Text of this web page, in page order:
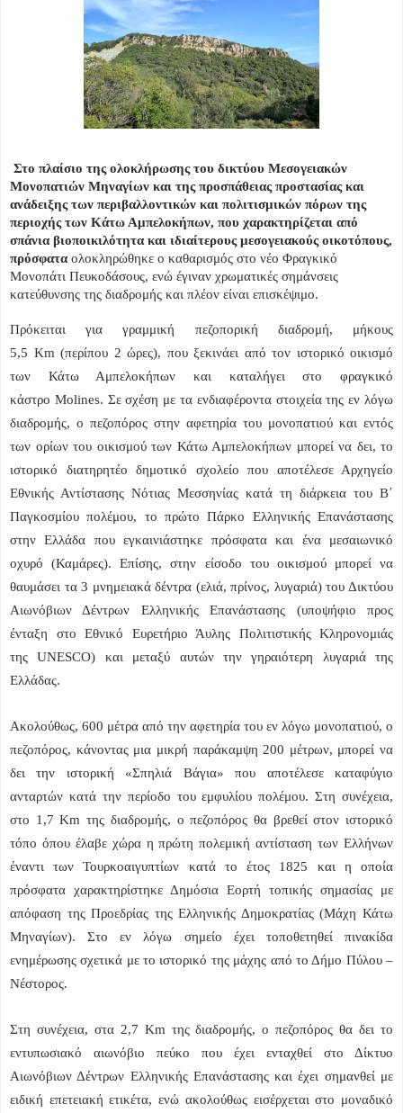
Στο πλαίσιο της ολοκλήρωσης του δικτύου Μεσογειακών
Μονοπατιών Μηναγίων και της προσπάθειας προστασίας και
ανάδειξης των περιβαλλοντικών και πολιτισμικών πόρων της
περιοχής των Κάτω Αμπελοκήπων, που χαρακτηρίζεται από
σπάνια βιοποικιλότητα και ιδιαίτερους μεσογειακούς οικοτόπους,
πρόσφαταολοκληρώθηκε ο καθαρισμός στο νέο Φραγκικό
Μονοπάτι Πευκοδάσους, ενώ έγιναν χρωματικές σημάνσεις
κατεύθυνσης της διαδρομής και πλέον είναι επισκέψιμο.
Πρόκειται για γραμμική πεζοπορική διαδρομή, μήκους
5,5 Km (περίπου 2 ώρες), που ξεκινάει από τον ιστορικό οικισμό
των Κάτω Αμπελοκήπων και καταλήγει στο φραγκικό
κάστρο Molines. Σε σχέση με τα ενδιαφέροντα στοιχεία της εν λόγω
διαδρομής, ο πεζοπόρος στην αφετηρία του μονοπατιού και εντός
των ορίων του οικισμού των Κάτω Αμπελοκήπων μπορεί να δει, το
ιστορικό διατηρητέο δημοτικό σχολείο που αποτέλεσε Αρχηγείο
Εθνικής Αντίστασης Νότιας Μεσσηνίας κατά τη διάρκεια του Β΄
Παγκοσμίου πολέμου, το πρώτο Πάρκο Ελληνικής Επανάστασης
στην Ελλάδα που εγκαινιάστηκε πρόσφατα και ένα μεσαιωνικό
οχυρό (Καμάρες). Επίσης, στην είσοδο του οικισμού μπορεί να
θαυμάσει τα 3 μνημειακά δέντρα (ελιά, πρίνος, λυγαριά) του Δικτύου
Αιωνόβιων Δέντρων Ελληνικής Επανάστασης (υποψήφιο προς
ένταξη στο Εθνικό Ευρετήριο Άυλης Πολιτιστικής Κληρονομιάς
τηςUNESCO) και μεταξύ αυτών την γηραιότερη λυγαριά της
Ελλάδας.
Ακολούθως, 600 μέτρα από την αφετηρία του εν λόγω μονοπατιού, ο
πεζοπόρος, κάνοντας μια μικρή παράκαμψη 200 μέτρων, μπορεί να
δει την ιστορική «Σπηλιά Βάγια» που αποτέλεσε καταφύγιο
ανταρτών κατά την περίοδο του εμφυλίου πολέμου. Στη συνέχεια,
στο 1,7Km της διαδρομής, ο πεζοπόρος θα βρεθεί στον ιστορικό
τόπο όπου έλαβε χώρα η πρώτη πολεμική αντίσταση των Ελλήνων
έναντι των Τουρκοαιγυπτίων κατά το έτος 1825 και η οποία
πρόσφατα χαρακτηρίστηκε Δημόσια Εορτή τοπικής σημασίας με
απόφαση της Προεδρίας της Ελληνικής Δημοκρατίας (Μάχη Κάτω
Μηναγίων). Στο εν λόγω σημείο έχει τοποθετηθεί πινακίδα
ενημέρωσης σχετικά με το ιστορικό της μάχης από το Δήμο Πύλου –
Νέστορος.
Στη συνέχεια, στα 2,7 Km της διαδρομής, ο πεζοπόρος θα δει το
εντυπωσιακό αιωνόβιο πεύκο που έχει ενταχθεί στο Δίκτυο
Αιωνόβιων Δέντρων Ελληνικής Επανάστασης και έχει σημανθεί με
ειδική επετειακή ετικέτα, ενώ ακολούθως εισέρχεται στο μοναδικό